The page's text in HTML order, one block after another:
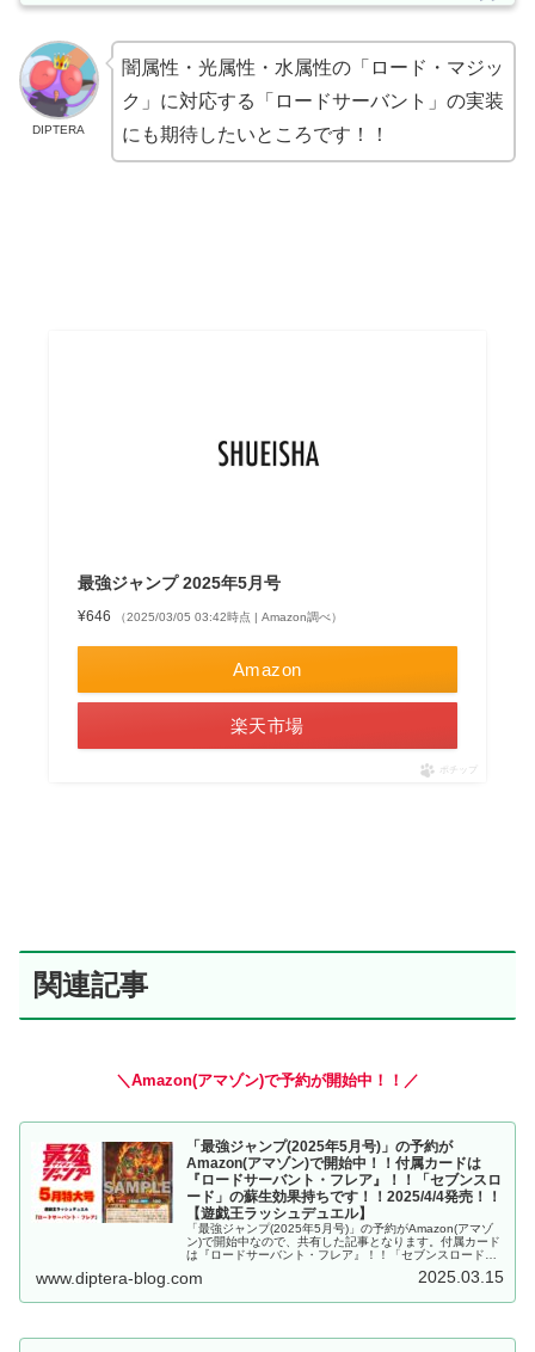
DIPTERA
闇属性・光属性・水属性の「ロード・マジッ
ク」に対応する「ロードサーバント」の実装
にも期待したいところです！！
最強ジャンプ 2025年5月号
¥646 （2025/03/05 03:42時点 | Amazon調べ）
Amazon
楽天市場
ポチップ
関連記事
＼Amazon(アマゾン)で予約が開始中！！／
「最強ジャンプ(2025年5月号)」の予約が
Amazon(アマゾン)で開始中！！付属カードは
『ロードサーバント・フレア』！！「セブンスロ
ード」の蘇生効果持ちです！！2025/4/4発売！！
【遊戯王ラッシュデュエル】
「最強ジャンプ(2025年5月号)」の予約がAmazon(アマゾ
ン)で開始中なので、共有した記事となります。付属カード
は『ロードサーバント・フレア』！！「セブンスロード」
ュデュエル】
www.diptera-blog.com 2025.03.15